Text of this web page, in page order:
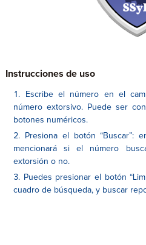
Instrucciones de uso
Escribe el número en el
número extorsivo. Puede ser
botones numéricos.
Presiona el botón “Buscar”:
mencionará si el número
extorsión o no.
Puedes presionar el botón
cuadro de búsqueda, y buscar